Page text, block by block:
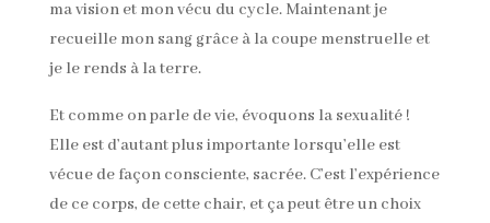
ma vision et mon vécu du cycle. Maintenant je
recueille mon sang grâce à la coupe menstruelle et
je le rends à la terre.
Et comme on parle de vie, évoquons la sexualité !
Elle est d’autant plus importante lorsqu’elle est
vécue de façon consciente, sacrée. C’est l’expérience
de ce corps, de cette chair, et ça peut être un choix